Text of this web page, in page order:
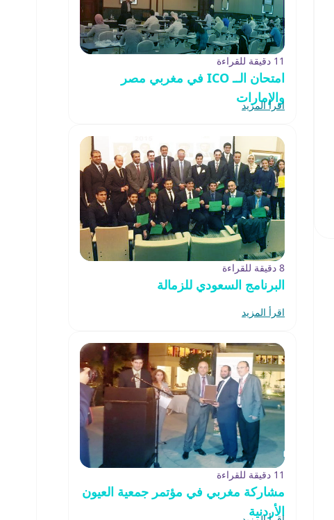
11 دقيقة للقراءة
امتحان الــ ICO في مغربي مصر
والإمارات
اقرأ المزيد
8 دقيقة للقراءة
البرنامج السعودي للزمالة
اقرأ المزيد
11 دقيقة للقراءة
مشاركة مغربي في مؤتمر جمعية العيون
الأردنية